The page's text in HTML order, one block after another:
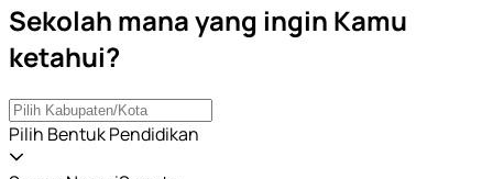
Sekolah mana yang ingin Kamu
ketahui?
Pilih Bentuk Pendidikan